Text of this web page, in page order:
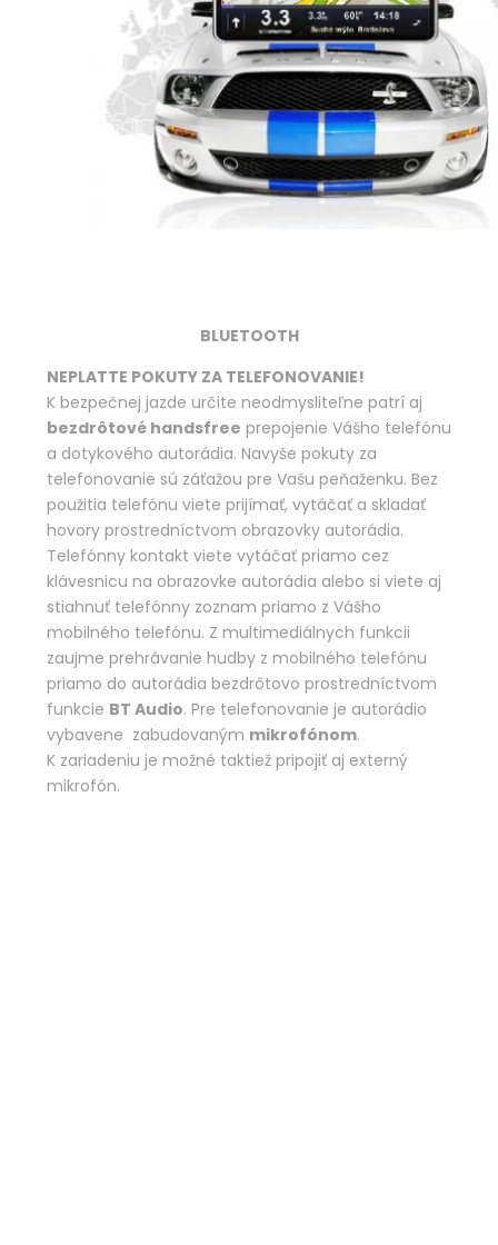
BLUETOOTH
NEPLATTE POKUTY ZA TELEFONOVANIE!
K bezpečnej jazde určite neodmysliteľne patrí aj
bezdrôtové handsfree prepojenie Vášho telefónu
a dotykového autorádia. Navyše pokuty za
telefonovanie sú záťažou pre Vašu peňaženku. Bez
použitia telefónu viete prijímať, vytáčať a skladať
hovory prostredníctvom obrazovky autorádia.
Telefónny kontakt viete vytáčať priamo cez
klávesnicu na obrazovke autorádia alebo si viete aj
stiahnuť telefónny zoznam priamo z Vášho
mobilného telefónu. Z multimediálnych funkcii
zaujme prehrávanie hudby z mobilného telefónu
priamo do autorádia bezdrôtovo prostredníctvom
funkcie BT Audio. Pre telefonovanie je autorádio
vybavene zabudovaným mikrofónom.
K zariadeniu je možné taktiež pripojiť aj externý
mikrofón.